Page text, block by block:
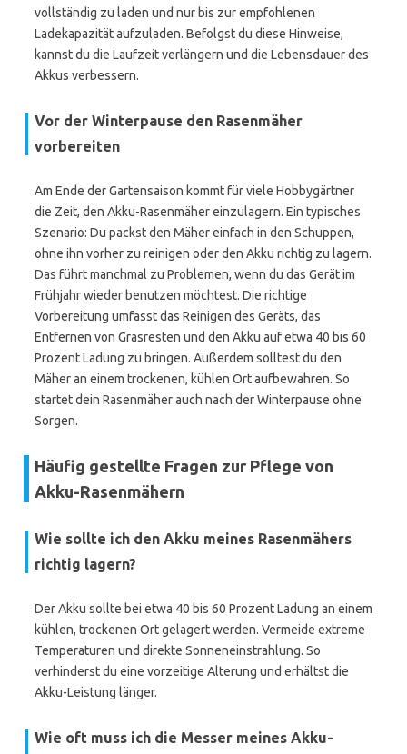
vollständig zu laden und nur bis zur empfohlenen
Ladekapazität aufzuladen. Befolgst du diese Hinweise,
kannst du die Laufzeit verlängern und die Lebensdauer des
Akkus verbessern.
Vor der Winterpause den Rasenmäher
vorbereiten
Am Ende der Gartensaison kommt für viele Hobbygärtner
die Zeit, den Akku-Rasenmäher einzulagern. Ein typisches
Szenario: Du packst den Mäher einfach in den Schuppen,
ohne ihn vorher zu reinigen oder den Akku richtig zu lagern.
Das führt manchmal zu Problemen, wenn du das Gerät im
Frühjahr wieder benutzen möchtest. Die richtige
Vorbereitung umfasst das Reinigen des Geräts, das
Entfernen von Grasresten und den Akku auf etwa 40 bis 60
Prozent Ladung zu bringen. Außerdem solltest du den
Mäher an einem trockenen, kühlen Ort aufbewahren. So
startet dein Rasenmäher auch nach der Winterpause ohne
Sorgen.
Häufig gestellte Fragen zur Pflege von
Akku-Rasenmähern
Wie sollte ich den Akku meines Rasenmähers
richtig lagern?
Der Akku sollte bei etwa 40 bis 60 Prozent Ladung an einem
kühlen, trockenen Ort gelagert werden. Vermeide extreme
Temperaturen und direkte Sonneneinstrahlung. So
verhinderst du eine vorzeitige Alterung und erhältst die
Akku-Leistung länger.
Wie oft muss ich die Messer meines Akku-